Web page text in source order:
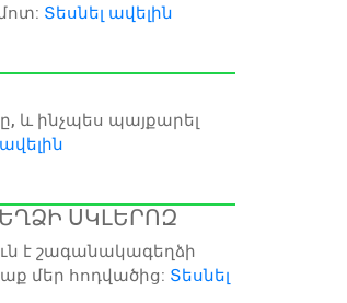
Տեսնել ավելին
և ինչպես պայքարել
ՍԿԼԵՐՈԶ
է շագանակագեղձի
մեր հոդվածից: Տեսնել